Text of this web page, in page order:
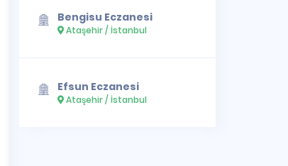
Bengisu Eczanesi
Ataşehir / İstanbul
Efsun Eczanesi
Ataşehir / İstanbul